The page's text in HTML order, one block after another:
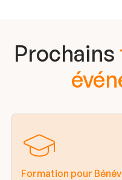
Prochains
Formation pour